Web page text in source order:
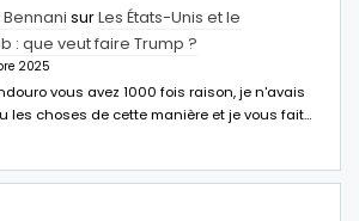
surLes États-Unis et le
: que veut faire Trump ?
2025
vous avez 1000 fois raison, je n'avais
les choses de cette manière et je vous fait…